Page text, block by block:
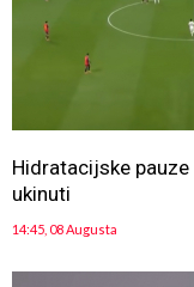
Hidratacijske pauze
ukinuti
14:45, 08 Augusta